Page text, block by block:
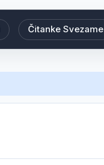
Čitanke Svezame